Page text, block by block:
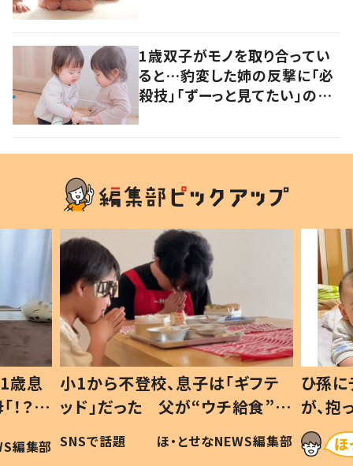
1歳双子がモノを取り合ってい
ると…豹変した姉の反撃に「必
殺技」「ずーっと見てたい」の
歳息
？」
編集部
小1から不登校、息子は「ギフテ
ッド」だった 父が“ウチ給食”を
作り続ける理由とは #令和の親
#令和の子
SNSで話題 ほ・とせなNEWS編集部
ひ孫
が、
「涙が
い」